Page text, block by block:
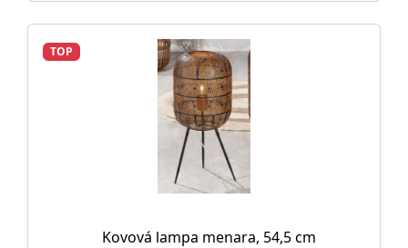
TOP
Kovová lampa menara, 54,5 cm